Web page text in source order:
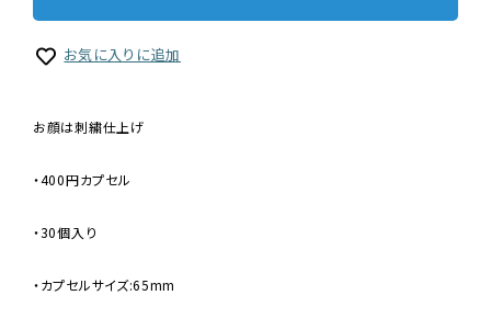
お気に入りに追加
お顔は刺繍仕上げ
・400円カプセル
・30個入り
・カプセルサイズ:65mm